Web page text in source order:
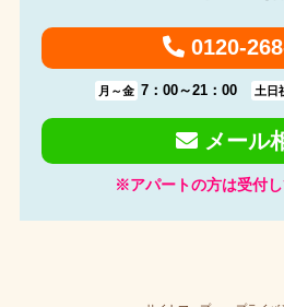
0120-
月～金 7：00～21：00 土日
メール
※アパートの方は受付